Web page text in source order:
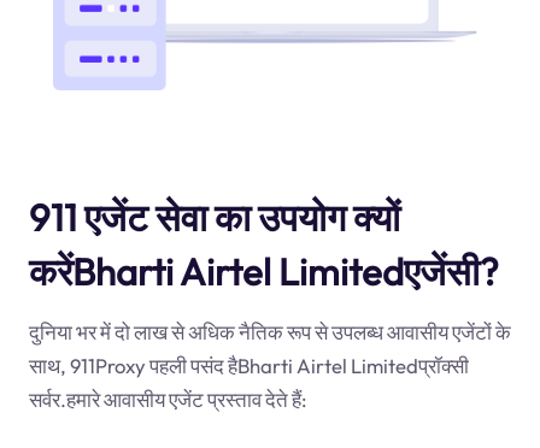
911 एजेंट सेवा का उपयोग क्यों
करेंBharti Airtel Limitedएजेंसी?
दुनिया भर में दो लाख से अधिक नैतिक रूप से उपलब्ध आवासीय एजेंटों के
साथ, 911Proxy पहली पसंद हैBharti Airtel Limitedप्रॉक्सी
सर्वर.हमारे आवासीय एजेंट प्रस्ताव देते हैं: